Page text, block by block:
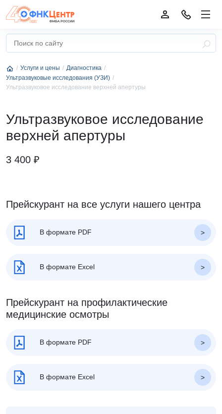
Услуги и цены
Диагностика
Ультразвуковые исследования (УЗИ)
Ультразвуковое исследование верхней апертуры
Ультразвуковое исследование
верхней апертуры
3 400 ₽
Прейскурант на все услуги нашего центра
В формате PDF
В формате Excel
Прейскурант на профилактические
медицинские осмотры
В формате PDF
В формате Excel